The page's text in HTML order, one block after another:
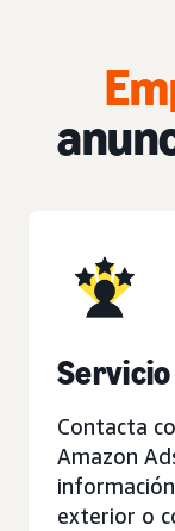
Contacta
Amazon
exterior o